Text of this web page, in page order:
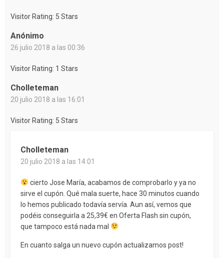
Visitor Rating: 5 Stars
Anónimo
26 julio 2018 a las 00:36
Visitor Rating: 1 Stars
Cholleteman
20 julio 2018 a las 16:01
Visitor Rating: 5 Stars
Cholleteman
20 julio 2018 a las 14:01
cierto Jose María, acabamos de comprobarlo y ya no
sirve el cupón. Qué mala suerte, hace 30 minutos cuando
lo hemos publicado todavía servía. Aun así, vemos que
podéis conseguirla a 25,39€ en Oferta Flash sin cupón,
que tampoco está nada mal
En cuanto salga un nuevo cupón actualizamos post!